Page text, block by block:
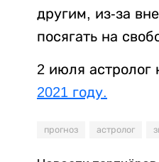
другим, из-за
посягать на
2 июля астролог
2021 году.
прогноз астролог